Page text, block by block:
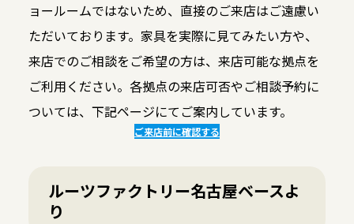
ョールームではないため、直接のご来店はご遠慮い
ただいております。家具を実際に見てみたい方や、
来店でのご相談をご希望の方は、来店可能な拠点を
ご利用ください。各拠点の来店可否やご相談予約に
ついては、下記ページにてご案内しています。
ご来店前に確認する
ルーツファクトリー名古屋ベースよ
り